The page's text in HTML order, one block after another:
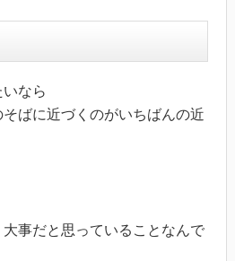
なら
ばに近づくのがいちばんの近
事だと思っていることなんで